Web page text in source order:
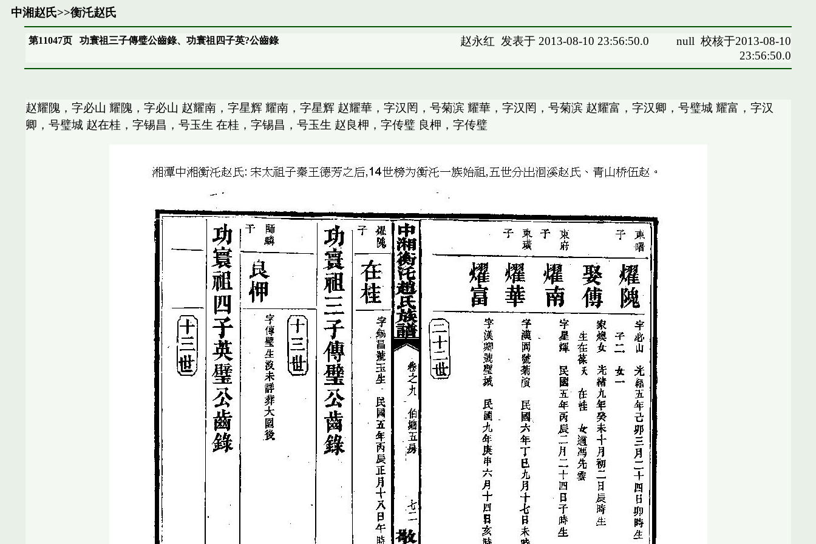
中湘赵氏>>衡汑赵氏
第11047页功寰祖三子傳璧公齒錄、功寰祖四子英?公齒錄 赵永红 发表于 2013-08-10 23:56:50.0 null 校核于2013-08-10
23:56:50.0
赵耀隗，字必山 耀隗，字必山 赵耀南，字星辉 耀南，字星辉 赵耀華，字汉罔，号菊滨 耀華，字汉罔，号菊滨 赵耀富，字汉卿，号璧城 耀富，字汉
卿，号璧城 赵在桂，字锡昌，号玉生 在桂，字锡昌，号玉生 赵良柙，字传璧 良柙，字传璧